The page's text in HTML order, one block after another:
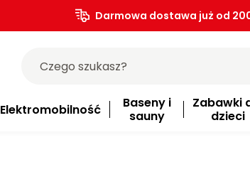
Darmowa dostawa już od
Elektromobilność
Baseny i
sauny
Zabawki
dzieci